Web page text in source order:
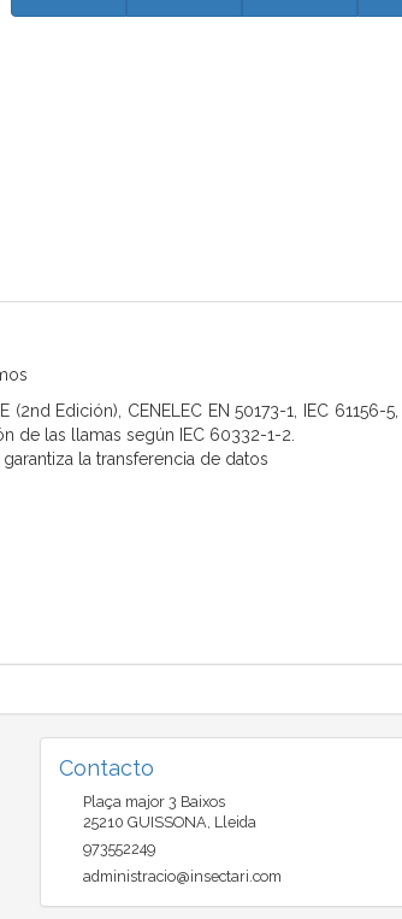
Edición), CENELEC EN 50173-1, IEC 61156-5,
de las llamas según IEC 60332-1-2.
la transferencia de datos
Contacto
Plaça major 3 Baixos
25210 GUISSONA, Lleida
973552249
administracio@insectari.com